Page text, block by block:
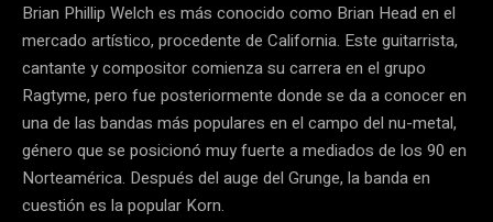
Brian Phillip Welch es más conocido como Brian Head en el
mercado artístico, procedente de California. Este guitarrista,
cantante y compositor comienza su carrera en el grupo
Ragtyme, pero fue posteriormente donde se da a conocer en
una de las bandas más populares en el campo del nu-metal,
género que se posicionó muy fuerte a mediados de los 90 en
Norteamérica. Después del auge del Grunge, la banda en
cuestión es la popular Korn.